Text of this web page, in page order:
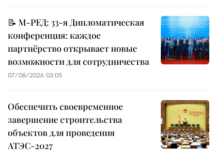
📝 М-РЕД: 33-я Дипломатическая
конференция: каждое
партнёрство открывает новые
возможности для сотрудничества
07/08/2026 03:05
Обеспечить своевременное
завершение строительства
объектов для проведения
АТЭС-2027